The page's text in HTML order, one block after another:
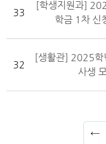
33
[학생지원과]
학금 1차 신
32
[생활관] 2025학
사생